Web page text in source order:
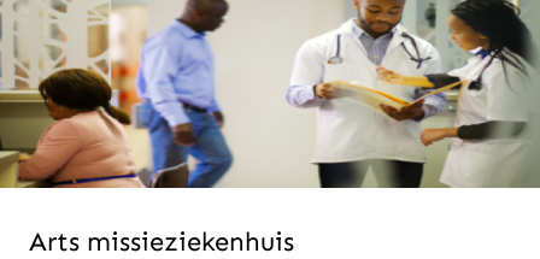
Arts missieziekenhuis